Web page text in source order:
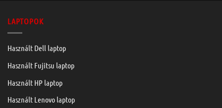
LAPTOPOK
Használt Dell laptop
Használt Fujitsu laptop
Használt HP laptop
Használt Lenovo laptop